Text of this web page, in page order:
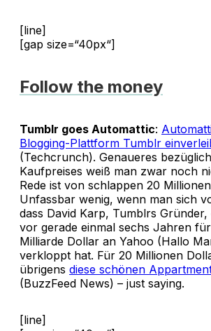
[line]
[gap size=“40px“]
Follow the money
Tumblr goes Automattic:
Blogging-Plattform Tumblr
(Techcrunch). Genaueres
Kaufpreises weiß man zwar noch
Rede ist von schlappen 20
Unfassbar wenig, wenn man sich
dass David Karp, Tumblrs
vor gerade einmal sechs Jahren
Milliarde Dollar an Yahoo (Hallo
verkloppt hat. Für 20 Millionen
übrigens diese schönen
(BuzzFeed News) – just saying.
[line]